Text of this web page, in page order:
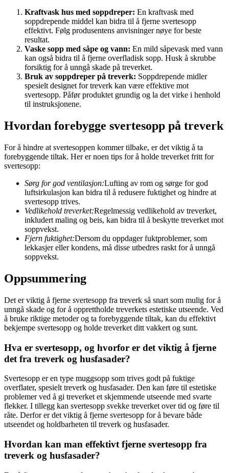
Kraftvask hus med soppdreper: En kraftvask med
soppdrepende middel kan bidra til å fjerne svertesopp
effektivt. Følg produsentens anvisninger nøye for beste
resultat.
Vaske sopp med såpe og vann: En mild såpevask med vann
kan også bidra til å fjerne overfladisk sopp. Husk å skrubbe
forsiktig for å unngå skade på treverket.
Bruk av soppdreper på treverk: Soppdrepende midler
spesielt designet for treverk kan være effektive mot
svertesopp. Påfør produktet grundig og la det virke i henhold
til instruksjonene.
Hvordan forebygge svertesopp på treverk
For å hindre at svertesoppen kommer tilbake, er det viktig å ta
forebyggende tiltak. Her er noen tips for å holde treverket fritt for
svertesopp:
Sørg for god ventilasjon:Lufting av rom og sørge for god
luftsirkulasjon kan bidra til å redusere fuktighet og hindre at
svertesopp trives.
Vedlikehold treverket:Regelmessig vedlikehold av treverket,
inkludert maling og beis, kan bidra til å beskytte treverket mot
soppvekst.
Fjern fuktighet:Dersom du oppdager fuktproblemer, som
lekkasjer eller kondens, må disse utbedres raskt for å unngå
soppvekst.
Oppsummering
Det er viktig å fjerne svertesopp fra treverk så snart som mulig for å
unngå skade og for å opprettholde treverkets estetiske utseende. Ved
å bruke riktige metoder og ta forebyggende tiltak, kan du effektivt
bekjempe svertesopp og holde treverket ditt vakkert og sunt.
Hva er svertesopp, og hvorfor er det viktig å fjerne
det fra treverk og husfasader?
Svertesopp er en type muggsopp som trives godt på fuktige
overflater, spesielt treverk og husfasader. Den kan føre til estetiske
problemer ved å gi treverket et skjemmende utseende med svarte
flekker. I tillegg kan svertesopp svekke treverket over tid og føre til
råte. Derfor er det viktig å fjerne svertesopp for å bevare både
utseendet og holdbarheten til treverk og husfasader.
Hvordan kan man effektivt fjerne svertesopp fra
treverk og husfasader?